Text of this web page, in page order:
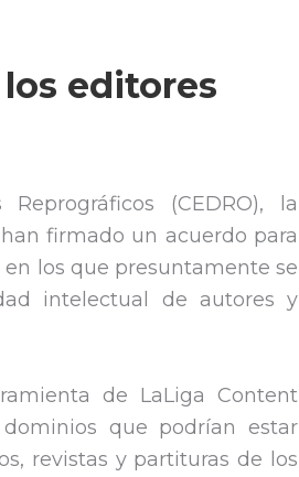
editores
(CEDRO), la
firmado un acuerdo para
los que presuntamente se
intelectual de autores y
de LaLiga Content
que podrían estar
revistas y partituras de los